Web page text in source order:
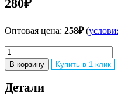
280₽
Оптовая цена: 258₽(
Количество
товара
0102050
Фотобумага
LOMOND
В корзину Купить в 1 клик
Детали